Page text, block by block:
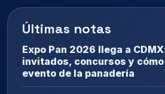
Últimas notas
Expo Pan 2026 llega a
invitados, concursos y
evento de la panadería